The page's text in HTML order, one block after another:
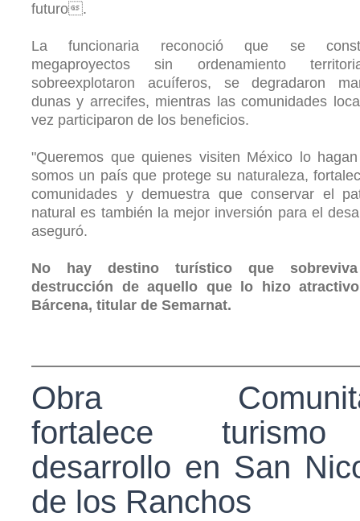
futuro.
La funcionaria reconoció que se
megaproyectos sin ordenamiento
sobreexplotaron acuíferos, se degradaron
dunas y arrecifes, mientras las comunidades
vez participaron de los beneficios.
"Queremos que quienes visiten México lo
somos un país que protege su naturaleza,
comunidades y demuestra que conservar el
natural es también la mejor inversión para el
aseguró.
No hay destino turístico que
destrucción de aquello que lo hizo
Bárcena, titular de Semarnat.
Obra
fortalece
desarrollo en San
de los Ranchos